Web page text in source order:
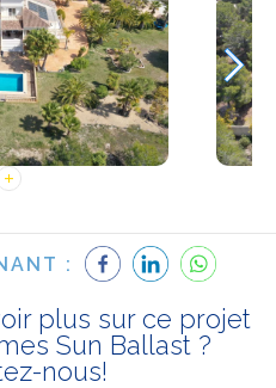
:
plus sur ce projet
Sun Ballast ?
nous!